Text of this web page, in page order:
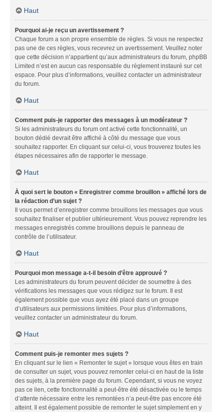
Haut
Pourquoi ai-je reçu un avertissement ?
Chaque forum a son propre ensemble de règles. Si vous ne respectez
pas une de ces règles, vous recevrez un avertissement. Veuillez noter
que cette décision n’appartient qu’aux administrateurs du forum, phpBB
Limited n’est en aucun cas responsable du règlement instauré sur cet
espace. Pour plus d’informations, veuillez contacter un administrateur
du forum.
Haut
Comment puis-je rapporter des messages à un modérateur ?
Si les administrateurs du forum ont activé cette fonctionnalité, un
bouton dédié devrait être affiché à côté du message que vous
souhaitez rapporter. En cliquant sur celui-ci, vous trouverez toutes les
étapes nécessaires afin de rapporter le message.
Haut
À quoi sert le bouton « Enregistrer comme brouillon » affiché lors de
la rédaction d’un sujet ?
Il vous permet d’enregistrer comme brouillons les messages que vous
souhaitez finaliser et publier ultérieurement. Vous pouvez reprendre les
messages enregistrés comme brouillons depuis le panneau de
contrôle de l’utilisateur.
Haut
Pourquoi mon message a-t-il besoin d’être approuvé ?
Les administrateurs du forum peuvent décider de soumettre à des
vérifications les messages que vous rédigez sur le forum. Il est
également possible que vous ayez été placé dans un groupe
d’utilisateurs aux permissions limitées. Pour plus d’informations,
veuillez contacter un administrateur du forum.
Haut
Comment puis-je remonter mes sujets ?
En cliquant sur le lien « Remonter le sujet » lorsque vous êtes en train
de consulter un sujet, vous pouvez remonter celui-ci en haut de la liste
des sujets, à la première page du forum. Cependant, si vous ne voyez
pas ce lien, cette fonctionnalité a peut-être été désactivée ou le temps
d’attente nécessaire entre les remontées n’a peut-être pas encore été
atteint. Il est également possible de remonter le sujet simplement en y